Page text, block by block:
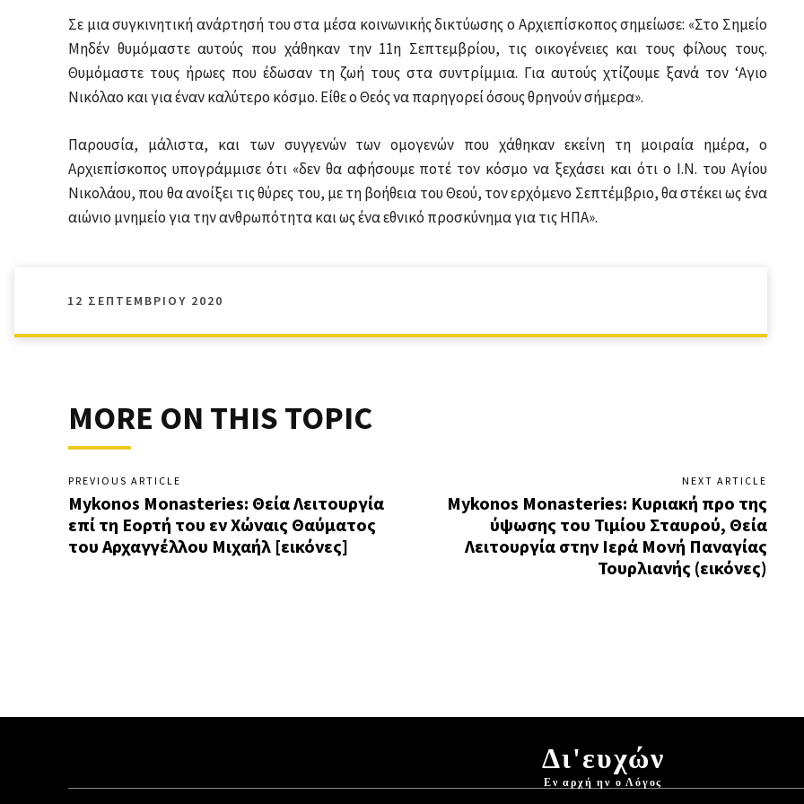
Σε μια συγκινητική ανάρτησή του στα μέσα κοινωνικής δικτύωσης ο Αρχιεπίσκοπος σημείωσε: «Στο Σημείο
Μηδέν θυμόμαστε αυτούς που χάθηκαν την 11η Σεπτεμβρίου, τις οικογένειες και τους φίλους τους.
Θυμόμαστε τους ήρωες που έδωσαν τη ζωή τους στα συντρίμμια. Για αυτούς χτίζουμε ξανά τον ‘Αγιο
Νικόλαο και για έναν καλύτερο κόσμο. Είθε ο Θεός να παρηγορεί όσους θρηνούν σήμερα».
Παρουσία, μάλιστα, και των συγγενών των ομογενών που χάθηκαν εκείνη τη μοιραία ημέρα, ο
Αρχιεπίσκοπος υπογράμμισε ότι «δεν θα αφήσουμε ποτέ τον κόσμο να ξεχάσει και ότι ο Ι.Ν. του Αγίου
Νικολάου, που θα ανοίξει τις θύρες του, με τη βοήθεια του Θεού, τον ερχόμενο Σεπτέμβριο, θα στέκει ως ένα
αιώνιο μνημείο για την ανθρωπότητα και ως ένα εθνικό προσκύνημα για τις ΗΠΑ».
12 ΣΕΠΤΕΜΒΡΊΟΥ 2020
MORE ON THIS TOPIC
PREVIOUS ARTICLE
Mykonos Monasteries: Θεία Λειτουργία
επί τη Εορτή του εν Χώναις Θαύματος
του Αρχαγγέλλου Μιχαήλ [εικόνες]
NEXT ARTICLE
Mykonos Monasteries: Κυριακή προ της
ύψωσης του Τιμίου Σταυρού, Θεία
Λειτουργία στην Ιερά Μονή Παναγίας
Τουρλιανής (εικόνες)
Δι'ευχών
Εν αρχή ην ο Λόγος